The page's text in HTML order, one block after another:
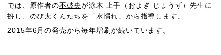
では、原作者の不破央が泳木 上手（およぎ じょうず）先生に
扮し、 のび太くんたちを「水慣れ」から指導します。
2015年6月の発売から毎年増刷が続いています。